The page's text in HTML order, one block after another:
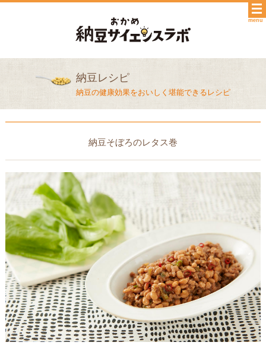
menu
納豆レシピ
納豆の健康効果をおいしく堪能できるレシピ
納豆そぼろのレタス巻